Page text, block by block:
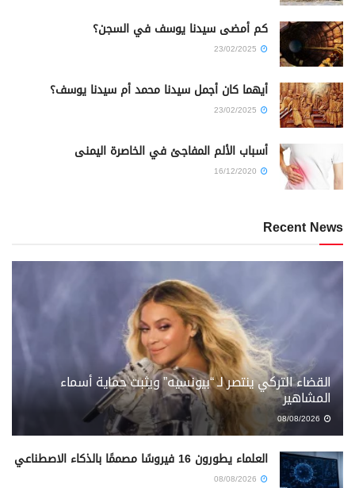
كم أمضى سيدنا يوسف في السجن؟
أيهما كان أجمل سيدنا محمد أم سيدنا يوسف؟
أسباب الألم المفاجئ في الخاصرة اليمنى
Recent News
القضاء التركي ينتصر لـ “بيونسيه” ويثبت حماية أسماء
المشاهير
العلماء يطورون 16 فيروسًا مصممًا بالذكاء الاصطناعي